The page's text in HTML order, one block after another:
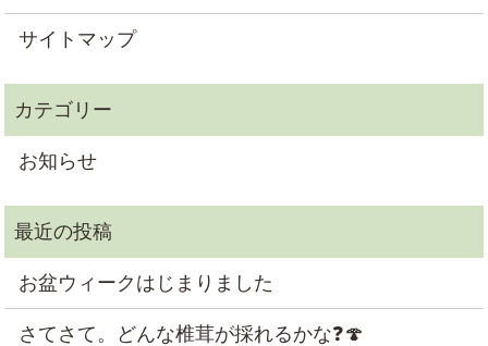
サイトマップ
お知らせ
お盆ウィークはじまりました
さてさて。どんな椎茸が採れるかな❓🍄